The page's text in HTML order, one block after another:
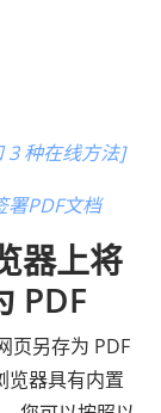
3 种在线方法]
署PDF文档
器上将
PDF
页另存为 PDF
览器具有内置